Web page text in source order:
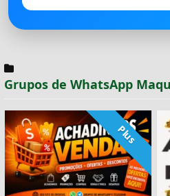
Grupos de WhatsApp
Plus